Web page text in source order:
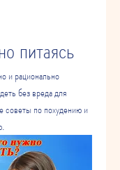
питаясь
и рационально
без вреда для
советы по похудению и